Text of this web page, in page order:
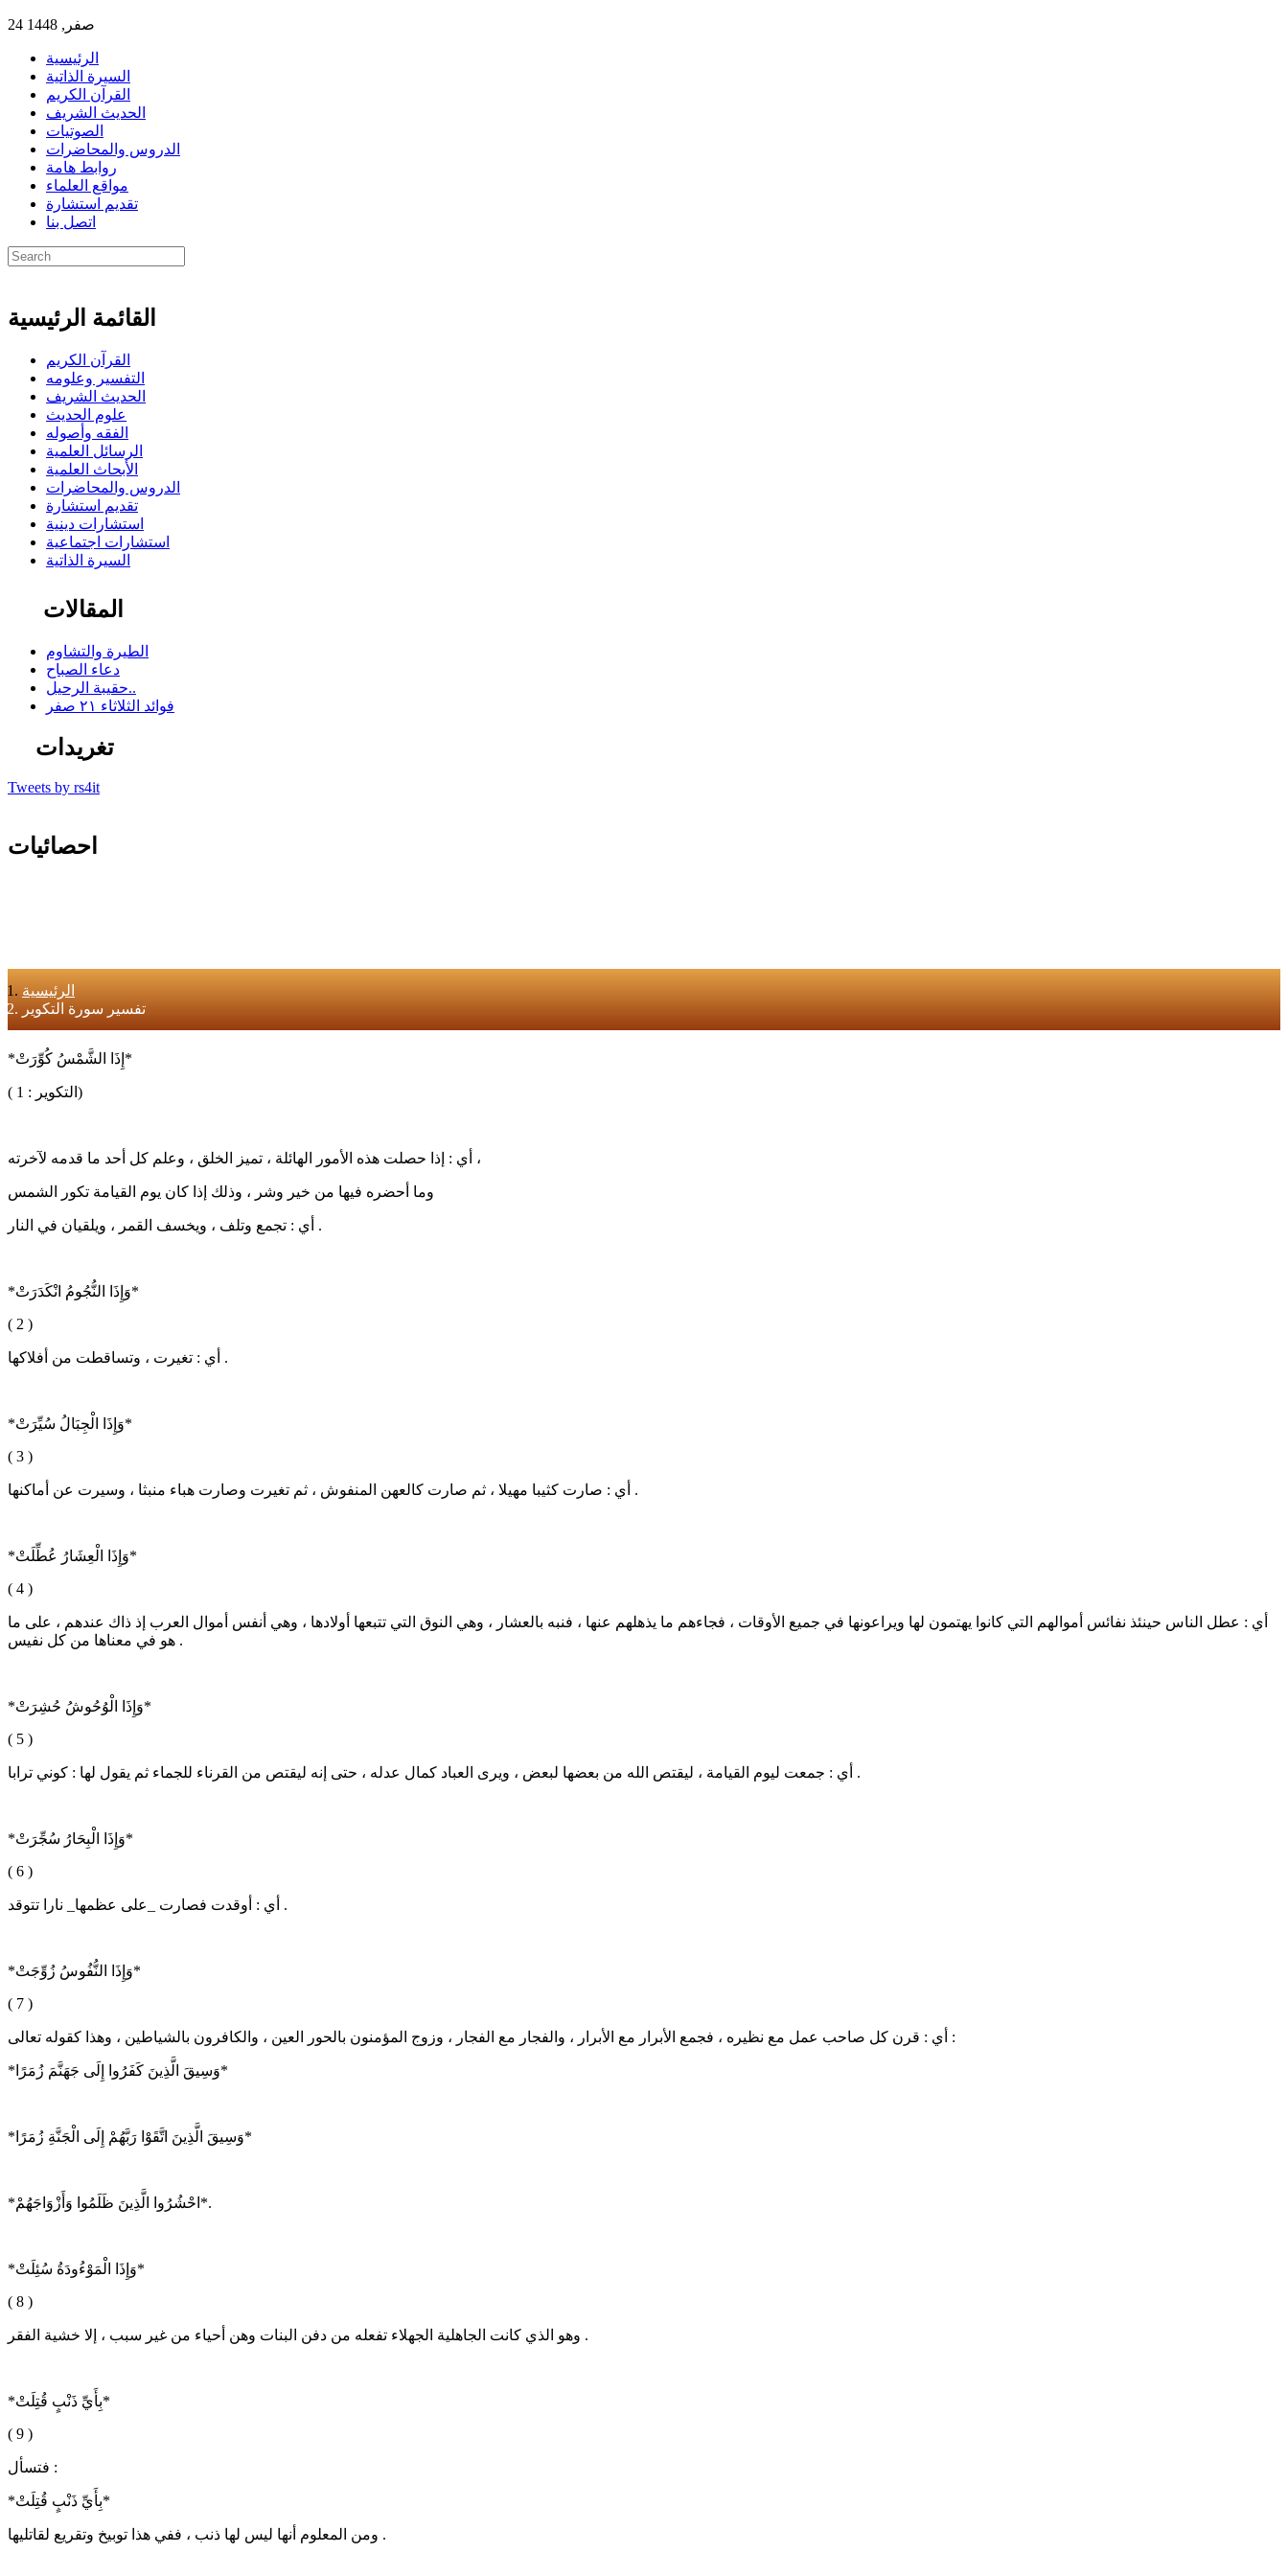
24 صفر, 1448
الرئيسية
السيرة الذاتية
القرآن الكريم
الحديث الشريف
الصوتيات
الدروس والمحاضرات
روابط هامة
مواقع العلماء
تقديم استشارة
اتصل بنا
القائمة الرئيسية
القرآن الكريم
التفسير وعلومه
الحديث الشريف
علوم الحديث
الفقه وأصوله
الرسائل العلمية
الأبحاث العلمية
الدروس والمحاضرات
تقديم استشارة
استشارات دينية
استشارات اجتماعية
السيرة الذاتية
المقالات
الطيرة والتشاوم
دعاء الصباح
حقيبة الرحيل..
فوائد الثلاثاء ٢١ صفر
تغريدات
Tweets by rs4it
احصائيات
الرئيسية
تفسير سورة التكوير
*إِذَا الشَّمْسُ كُوِّرَتْ*
( التكوير : 1)
أي : إذا حصلت هذه الأمور الهائلة ، تميز الخلق ، وعلم كل أحد ما قدمه لآخرته ،
وما أحضره فيها من خير وشر ، وذلك إذا كان يوم القيامة تكور الشمس
أي : تجمع وتلف ، ويخسف القمر ، ويلقيان في النار .
*وَإِذَا النُّجُومُ انْكَدَرَتْ*
( 2 )
أي : تغيرت ، وتساقطت من أفلاكها .
*وَإِذَا الْجِبَالُ سُيِّرَتْ*
( 3 )
أي : صارت كثيبا مهيلا ، ثم صارت كالعهن المنفوش ، ثم تغيرت وصارت هباء منبثا ، وسيرت عن أماكنها .
*وَإِذَا الْعِشَارُ عُطِّلَتْ*
( 4 )
أي : عطل الناس حينئذ نفائس أموالهم التي كانوا يهتمون لها ويراعونها في جميع الأوقات ، فجاءهم ما يذهلهم عنها ، فنبه بالعشار ، وهي النوق التي تتبعها أولادها ، وهي أنفس أموال العرب إذ ذاك عندهم ، على ما
هو في معناها من كل نفيس .
*وَإِذَا الْوُحُوشُ حُشِرَتْ*
( 5 )
أي : جمعت ليوم القيامة ، ليقتص الله من بعضها لبعض ، ويرى العباد كمال عدله ، حتى إنه ليقتص من القرناء للجماء ثم يقول لها : كوني ترابا .
*وَإِذَا الْبِحَارُ سُجِّرَتْ*
( 6 )
أي : أوقدت فصارت _على عظمها_ نارا تتوقد .
*وَإِذَا النُّفُوسُ زُوِّجَتْ*
( 7 )
أي : قرن كل صاحب عمل مع نظيره ، فجمع الأبرار مع الأبرار ، والفجار مع الفجار ، وزوج المؤمنون بالحور العين ، والكافرون بالشياطين ، وهذا كقوله تعالى :
*وَسِيقَ الَّذِينَ كَفَرُوا إِلَى جَهَنَّمَ زُمَرًا*
*وَسِيقَ الَّذِينَ اتَّقَوْا رَبَّهُمْ إِلَى الْجَنَّةِ زُمَرًا*
*احْشُرُوا الَّذِينَ ظَلَمُوا وَأَزْوَاجَهُمْ*.
*وَإِذَا الْمَوْءُودَةُ سُئِلَتْ*
( 8 )
وهو الذي كانت الجاهلية الجهلاء تفعله من دفن البنات وهن أحياء من غير سبب ، إلا خشية الفقر .
*بِأَيِّ ذَنْبٍ قُتِلَتْ*
( 9 )
فتسأل :
*بِأَيِّ ذَنْبٍ قُتِلَتْ*
ومن المعلوم أنها ليس لها ذنب ، ففي هذا توبيخ وتقريع لقاتليها .